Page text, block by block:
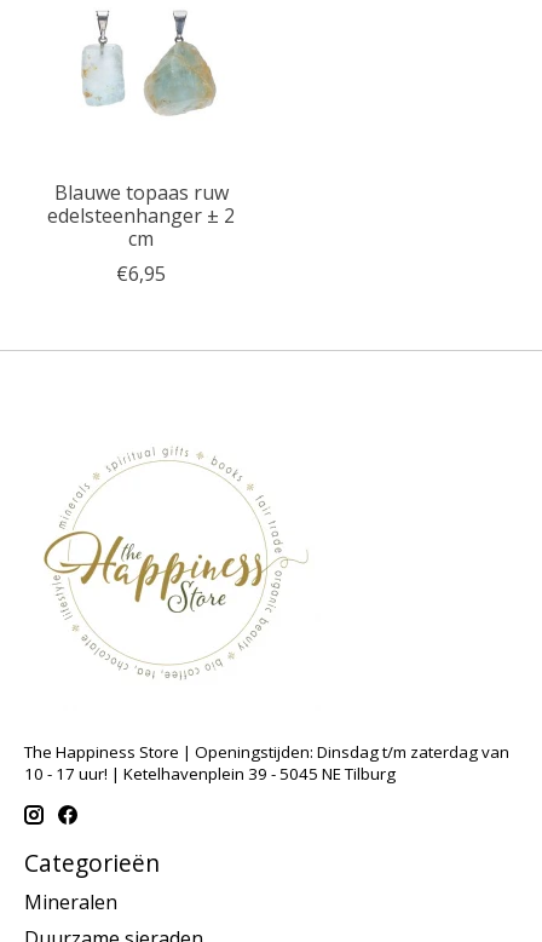
Blauwe topaas ruw
edelsteenhanger ± 2
cm
€6,95
The Happiness Store | Openingstijden: Dinsdag t/m zaterdag van
10 - 17 uur! | Ketelhavenplein 39 - 5045 NE Tilburg
Categorieën
Mineralen